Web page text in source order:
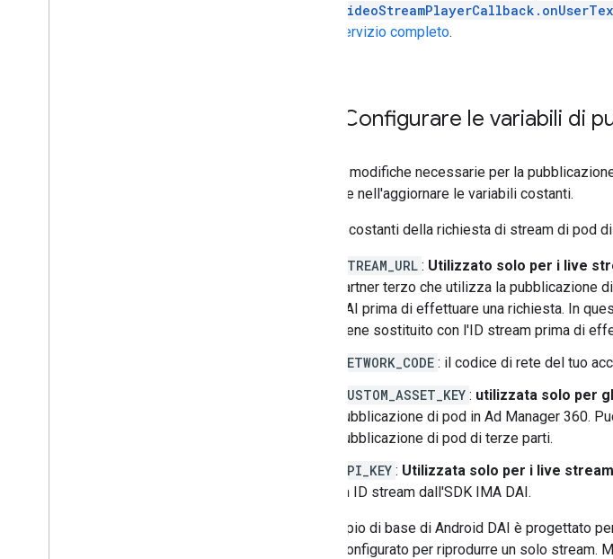
servizio completo.
Configurare le variabili di
Tutte le modifiche necessarie per la
consiste nell'aggiornare le variabili costanti.
Ecco le costanti della richiesta di stream di pod
STREAM_URL : Utilizzato solo per i live
partner terzo che utilizza la pubblicazione
DAI prima di effettuare una richiesta. In
viene sostituito con l'ID stream prima di
NETWORK_CODE : il codice di rete del tuo
CUSTOM_ASSET_KEY : utilizzata solo per
pubblicazione di pod in Ad Manager 360.
pubblicazione di pod di terze parti.
API_KEY : Utilizzata solo per i live
un ID stream dall'SDK IMA DAI.
L'esempio di base di Android DAI è progettato
pod è configurato per riprodurre un solo